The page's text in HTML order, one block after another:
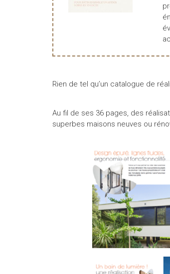
Rien de tel qu’un catalogue de
Au fil de ses 36 pages, des
superbes maisons neuves ou